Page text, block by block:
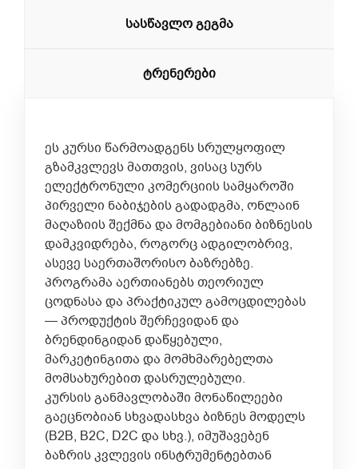
Სასწავლო Გეგმა
Ტრენერები
ეს კურსი წარმოადგენს სრულყოფილ
გზამკვლევს მათთვის, ვისაც სურს
ელექტრონული კომერციის სამყაროში
პირველი ნაბიჯების გადადგმა, ონლაინ
მაღაზიის შექმნა და მომგებიანი ბიზნესის
დამკვიდრება, როგორც ადგილობრივ,
ასევე საერთაშორისო ბაზრებზე.
პროგრამა აერთიანებს თეორიულ
ცოდნასა და პრაქტიკულ გამოცდილებას
— პროდუქტის შერჩევიდან და
ბრენდინგიდან დაწყებული,
მარკეტინგითა და მომხმარებელთა
მომსახურებით დასრულებული.
კურსის განმავლობაში მონაწილეები
გაეცნობიან სხვადასხვა ბიზნეს მოდელს
(B2B, B2C, D2C და სხვ.), იმუშავებენ
ბაზრის კვლევის ინსტრუმენტებთან